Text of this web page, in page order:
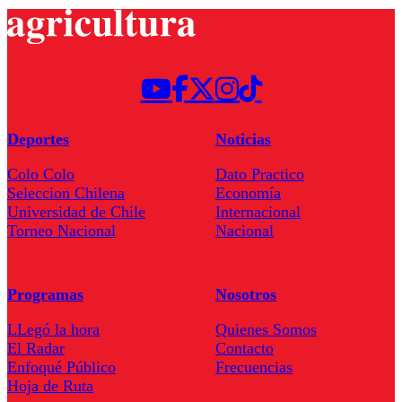
Deportes
Colo Colo
Seleccion Chilena
Universidad de Chile
Torneo Nacional
Noticias
Dato Practico
Economía
Internacional
Nacional
Programas
LLegó la hora
El Radar
Enfoqué Público
Hoja de Ruta
Nosotros
Quienes Somos
Contacto
Frecuencias